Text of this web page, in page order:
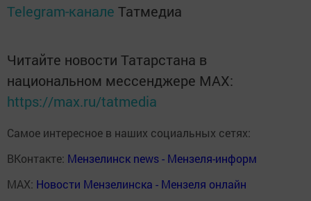
Telegram-канале Татмедиа
Читайте новости Татарстана в
национальном мессенджере MАХ:
https://max.ru/tatmedia
Самое интересное в наших социальных сетях:
ВКонтакте: Мензелинск news - Мензеля-информ
MAX: Новости Мензелинска - Мензеля онлайн